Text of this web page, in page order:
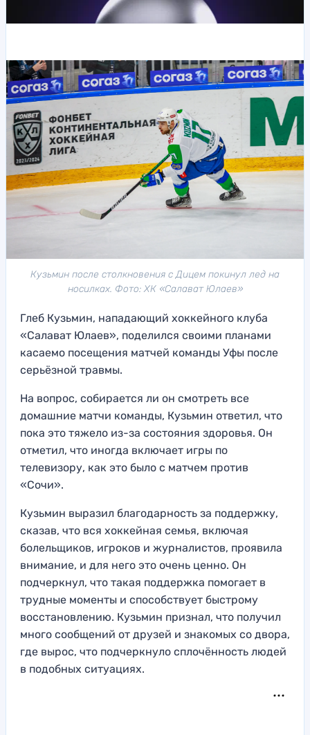
Кузьмин после столкновения с Дицем покинул лед на
носилках. Фото: ХК «Салават Юлаев»
Глеб Кузьмин, нападающий хоккейного клуба
«Салават Юлаев», поделился своими планами
касаемо посещения матчей команды Уфы после
серьёзной травмы.
На вопрос, собирается ли он смотреть все
домашние матчи команды, Кузьмин ответил, что
пока это тяжело из-за состояния здоровья. Он
отметил, что иногда включает игры по
телевизору, как это было с матчем против
«Сочи».
Кузьмин выразил благодарность за поддержку,
сказав, что вся хоккейная семья, включая
болельщиков, игроков и журналистов, проявила
внимание, и для него это очень ценно. Он
подчеркнул, что такая поддержка помогает в
трудные моменты и способствует быстрому
восстановлению. Кузьмин признал, что получил
много сообщений от друзей и знакомых со двора,
где вырос, что подчеркнуло сплочённость людей
в подобных ситуациях.